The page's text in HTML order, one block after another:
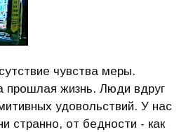
чувства меры.
прошлая жизнь. Люди вдруг
удовольствий. У нас
странно, от бедности - как